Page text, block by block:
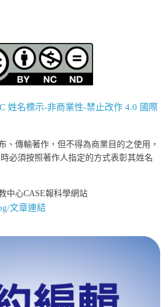
姓名標示-非商業性-禁止改作 4.0 國際
、傳輸著作，但不得為商業目的之使用，
必須按照著作人指定的方式表彰其姓名
中心CASE報科學網站
文章連結